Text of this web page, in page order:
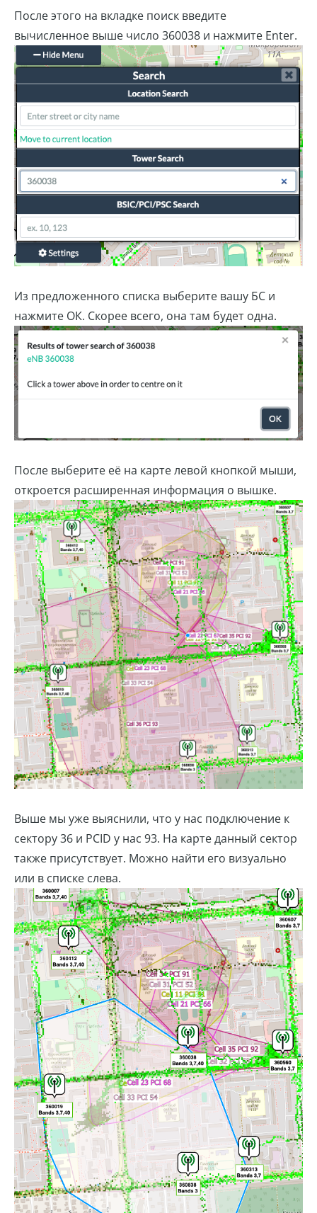
После этого на вкладке поиск введите
вычисленное выше число 360038 и нажмите Enter.
Из предложенного списка выберите вашу БС и
нажмите ОК. Скорее всего, она там будет одна.
После выберите её на карте левой кнопкой мыши,
откроется расширенная информация о вышке.
Выше мы уже выяснили, что у нас подключение к
сектору 36 и PCID у нас 93. На карте данный сектор
также присутствует. Можно найти его визуально
или в списке слева.